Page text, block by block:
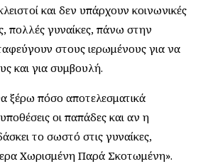
και δεν υπάρχουν κοινωνικές
πολλές γυναίκες, πάνω στην
στους ιερωμένους για να
και για συμβουλή.
ξέρω πόσο αποτελεσματικά
υποθέσεις οι παπάδες και αν η
το σωστό στις γυναίκες,
Χωρισμένη Παρά Σκοτωμένη».